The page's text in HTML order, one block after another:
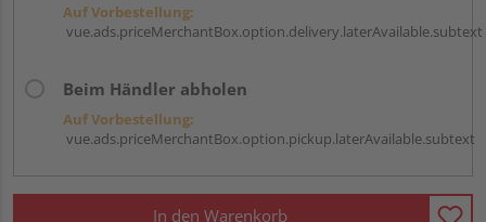
Auf Vorbestellung:
vue.ads.priceMerchantBox.option.delivery.laterAvailable.subtext
Beim Händler abholen
Auf Vorbestellung:
vue.ads.priceMerchantBox.option.pickup.laterAvailable.subtext
In den Warenkorb